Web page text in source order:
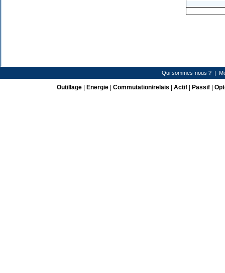
Qui sommes-nous ? |
Outillage| Energie| Commutation/relais Actif| Passif|